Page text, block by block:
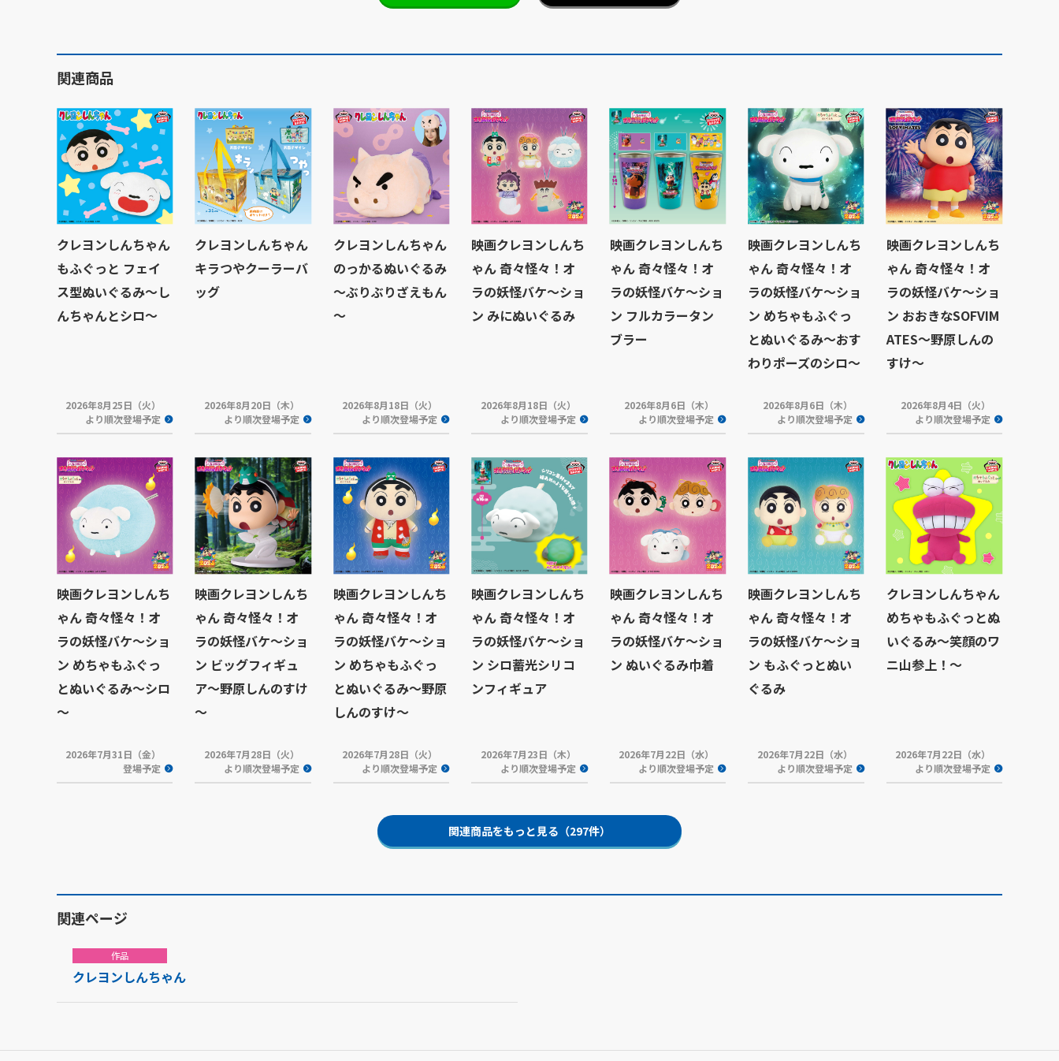
関連商品
クレヨンしんちゃん
もふぐっと フェイ
ス型ぬいぐるみ～し
んちゃんとシロ～
2026年8月25日（火）
より順次登場予定
クレヨンしんちゃん
キラつやクーラーバ
ッグ
2026年8月20日（木）
より順次登場予定
クレヨンしんちゃん
のっかるぬいぐるみ
～ぶりぶりざえもん
～
2026年8月18日（火）
より順次登場予定
映画クレヨンしんち
ゃん 奇々怪々！オ
ラの妖怪バケ～ショ
ン みにぬいぐるみ
2026年8月18日（火）
より順次登場予定
映画クレヨンしんち
ゃん 奇々怪々！オ
ラの妖怪バケ～ショ
ン フルカラータン
ブラー
2026年8月6日（木）
より順次登場予定
映画クレヨンしんち
ゃん 奇々怪々！オ
ラの妖怪バケ～ショ
ン めちゃもふぐっ
とぬいぐるみ～おす
わりポーズのシロ～
2026年8月6日（木）
より順次登場予定
映画クレヨンしんち
ゃん 奇々怪々！オ
ラの妖怪バケ～ショ
ン おおきなSOFVIM
ATES～野原しんの
すけ～
2026年8月4日（火）
より順次登場予定
映画クレヨンしんち
ゃん 奇々怪々！オ
ラの妖怪バケ～ショ
ン めちゃもふぐっ
とぬいぐるみ～シロ
～
2026年7月31日（金）
登場予定
映画クレヨンしんち
ゃん 奇々怪々！オ
ラの妖怪バケ～ショ
ン ビッグフィギュ
ア～野原しんのすけ
～
2026年7月28日（火）
より順次登場予定
映画クレヨンしんち
ゃん 奇々怪々！オ
ラの妖怪バケ～ショ
ン めちゃもふぐっ
とぬいぐるみ～野原
しんのすけ～
2026年7月28日（火）
より順次登場予定
映画クレヨンしんち
ゃん 奇々怪々！オ
ラの妖怪バケ～ショ
ン シロ蓄光シリコ
ンフィギュア
2026年7月23日（木）
より順次登場予定
映画クレヨンしんち
ゃん 奇々怪々！オ
ラの妖怪バケ～ショ
ン ぬいぐるみ巾着
2026年7月22日（水）
より順次登場予定
映画クレヨンしんち
ゃん 奇々怪々！オ
ラの妖怪バケ～ショ
ン もふぐっとぬい
ぐるみ
2026年7月22日（水）
より順次登場予定
クレヨンしんちゃん
めちゃもふぐっとぬ
いぐるみ～笑顔のワ
ニ山参上！～
2026年7月22日（水）
より順次登場予定
関連商品をもっと見る（297件）
関連ページ
作品
クレヨンしんちゃん